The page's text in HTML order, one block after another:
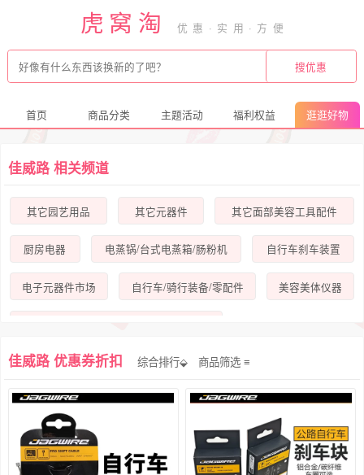
虎窝淘
首页 商品分类 主题活动 福利权益 逛逛好物
佳威路 相关频道
其它园艺用品 其它元器件 其它面部美容工具配件
厨房电器 电蒸锅/台式电蒸箱/肠粉机 自行车刹车装置
电子元器件市场 自行车/骑行装备/零配件 美容美体仪器
佳威路 优惠券折扣 综合排行⬙ 商品筛选